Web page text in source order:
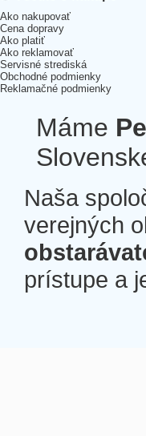
Ako nakupovať
Cena dopravy
Ako platiť
Ako reklamovať
Servisné strediská
Obchodné podmienky
Reklamačné podmienky
Máme
Naša
verejných
prístupe a